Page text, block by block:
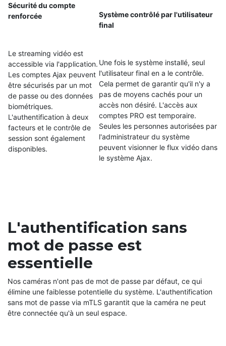
Sécurité du compte
renforcée
Le streaming vidéo est
accessible via l'application.
Les comptes Ajax peuvent
être sécurisés par un mot
de passe ou des données
biométriques.
L'authentification à deux
facteurs et le contrôle de
session sont également
disponibles.
Système contrôlé par l'utilisateur
final
Une fois le système installé, seul
l'utilisateur final en a le contrôle.
Cela permet de garantir qu'il n'y a
pas de moyens cachés pour un
accès non désiré. L'accès aux
comptes PRO est temporaire.
Seules les personnes autorisées par
l'administrateur du système
peuvent visionner le flux vidéo dans
le système Ajax.
L'authentification sans
mot de passe est
essentielle
Nos caméras n'ont pas de mot de passe par défaut, ce qui
élimine une faiblesse potentielle du système. L'authentification
sans mot de passe via mTLS garantit que la caméra ne peut
être connectée qu'à un seul espace.